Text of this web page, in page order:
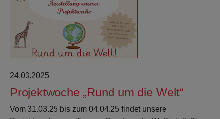
24.03.2025
Projektwoche „Rund um die Welt“
Vom 31.03.25 bis zum 04.04.25 findet unsere